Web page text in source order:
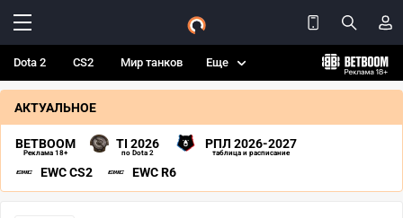
Dota 2 CS2 Мир танков Еще
АКТУАЛЬНОЕ
BETBOOM
Реклама 18+
TI 2026
по Dota 2
РПЛ 2026-2027
таблица и расписание
EWC CS2 EWC R6